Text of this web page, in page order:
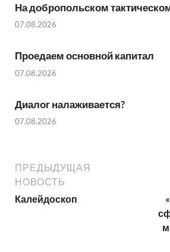
На добропольском
07.08.2026
Проедаем основной капитал
07.08.2026
Диалог налаживается?
07.08.2026
ПРЕДЫДУЩАЯ
НОВОСТЬ
Калейдоскоп